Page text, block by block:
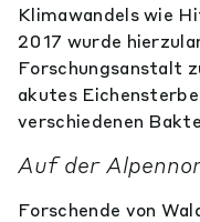
Klimawandels wie
2017 wurde
Forschungsanstalt
akutes
verschiedenen
Auf der
Forschende von